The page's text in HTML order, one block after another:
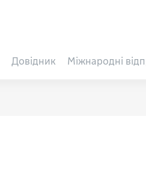
Довідник Міжнародні